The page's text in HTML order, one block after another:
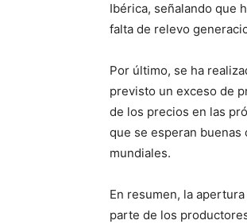
Ibérica, señalando que
falta de relevo
Por último, se ha
previsto un exceso de
de los precios en las
que se esperan buenas
mundiales.
En resumen, la
parte de los